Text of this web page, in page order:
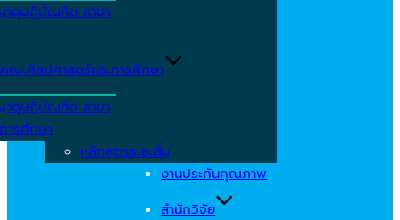
ดุษฎีบัณฑิต สาขา
คณะศิลปศาสตร์และการศึกษา
ดุษฎีบัณฑิต สาขา
ารศึกษา
หลักสูตรระยะสั้น
งานประกันคุณภาพ
สำนักวิจัย